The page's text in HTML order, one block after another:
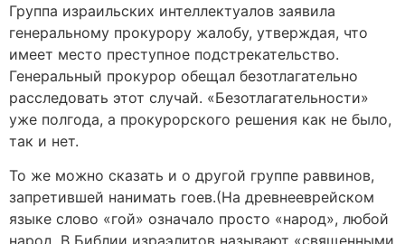
Группа израильских интеллектуалов заявила
генеральному прокурору жалобу, утверждая, что
имеет место преступное подстрекательство.
Генеральный прокурор обещал безотлагательно
расследовать этот случай. «Безотлагательности»
уже полгода, а прокурорского решения как не было,
так и нет.
То же можно сказать и о другой группе раввинов,
запретившей нанимать гоев.(На древнееврейском
языке слово «гой» означало просто «народ», любой
народ. В Библии израэлитов называют «священными